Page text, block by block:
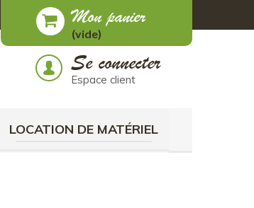
Mon panier
(vide)
Se connecter
Espace client
LOCATION DE MATÉRIEL